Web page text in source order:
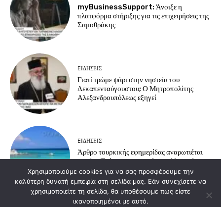
myBusinessSupport: Άνοιξε η
πλατφόρμα στήριξης για τις επιχειρήσεις της
Σαμοθράκης
EΙΔΗΣΕΙΣ
Γιατί τρώμε ψάρι στην νηστεία του
Δεκαπενταύγουστου; Ο Μητροπολίτης
Αλεξανδρουπόλεως εξηγεί
EΙΔΗΣΕΙΣ
Άρθρο τουρκικής εφημερίδας αναρωτιέται
γιατί οι Τούρκοι προτιμούν τα ελληνικά
νησιά για διακοπές
Load more
Χρησιμοποιούμε cookies για να σας προσφέρουμε την
καλύτερη δυνατή εμπειρία στη σελίδα μας. Εάν συνεχίσετε να
χρησιμοποιείτε τη σελίδα, θα υποθέσουμε πως είστε
ικανοποιημένοι με αυτό.